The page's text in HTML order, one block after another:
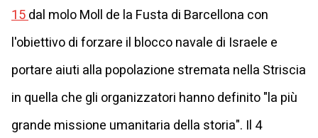
15dal molo Moll de la Fusta di Barcellona con
l'obiettivo di forzare il blocco navale di Israele e
portare aiuti alla popolazione stremata nella Striscia
in quella che gli organizzatori hanno definito "la più
grande missione umanitaria della storia". Il 4